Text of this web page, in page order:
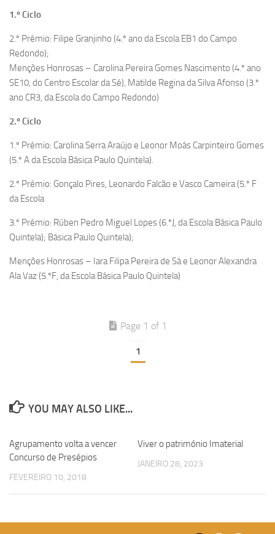
1.º Ciclo
2.º Prémio: Filipe Granjinho (4.º ano da Escola EB1 do Campo
Redondo);
Menções Honrosas – Carolina Pereira Gomes Nascimento (4.º ano
SE10, do Centro Escolar da Sé), Matilde Regina da Silva Afonso (3.º
ano CR3, da Escola do Campo Redondo)
2.º Ciclo
1.º Prémio: Carolina Serra Araújo e Leonor Moás Carpinteiro Gomes
(5.º A da Escola Básica Paulo Quintela).
2.º Prémio: Gonçalo Pires, Leonardo Falcão e Vasco Cameira (5.º F
da Escola
3.º Prémio: Rúben Pedro Miguel Lopes (6.ºJ, da Escola Básica Paulo
Quintela); Básica Paulo Quintela);
Menções Honrosas – Iara Filipa Pereira de Sá e Leonor Alexandra
Ala Vaz (5.ºF, da Escola Básica Paulo Quintela)
Page 1 of 1
1
YOU MAY ALSO LIKE...
Agrupamento volta a vencer
Concurso de Presépios
FEVEREIRO 10, 2018
Viver o património Imaterial
JANEIRO 28, 2023